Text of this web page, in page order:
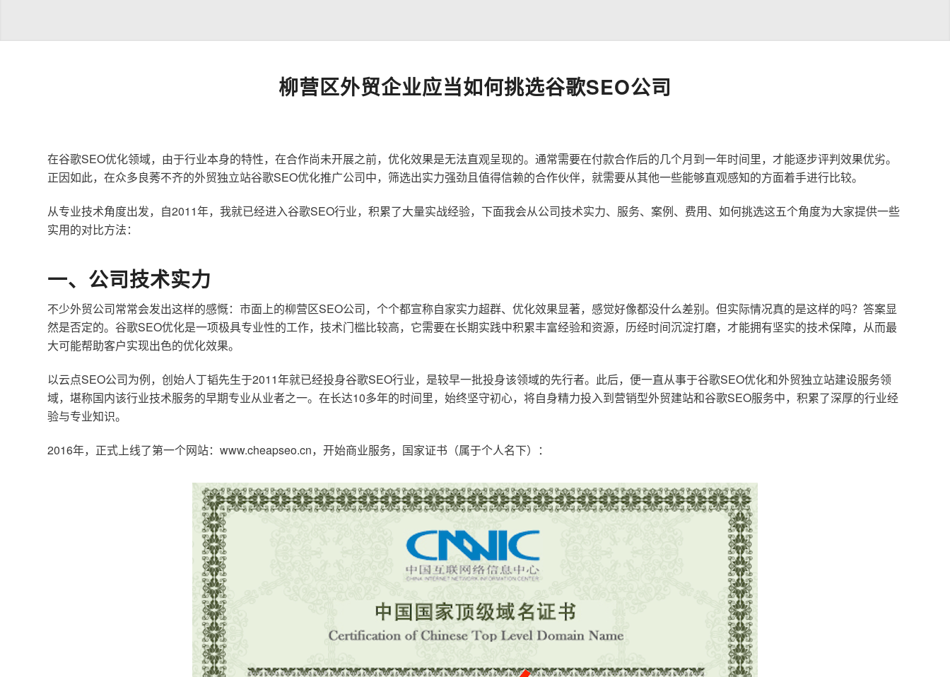
柳营区外贸企业应当如何挑选谷歌SEO公司
在谷歌SEO优化领域，由于行业本身的特性，在合作尚未开展之前，优化效果是无法直观呈现的。通常需要在付款合作后的几个月到一年时间里，才能逐步评判效果优劣。
正因如此，在众多良莠不齐的外贸独立站谷歌SEO优化推广公司中，筛选出实力强劲且值得信赖的合作伙伴，就需要从其他一些能够直观感知的方面着手进行比较。
从专业技术角度出发，自2011年，我就已经进入谷歌SEO行业，积累了大量实战经验，下面我会从公司技术实力、服务、案例、费用、如何挑选这五个角度为大家提供一些
实用的对比方法：
一、公司技术实力
不少外贸公司常常会发出这样的感慨：市面上的柳营区SEO公司，个个都宣称自家实力超群、优化效果显著，感觉好像都没什么差别。但实际情况真的是这样的吗？答案显
然是否定的。谷歌SEO优化是一项极具专业性的工作，技术门槛比较高，它需要在长期实践中积累丰富经验和资源，历经时间沉淀打磨，才能拥有坚实的技术保障，从而最
大可能帮助客户实现出色的优化效果。
以云点SEO公司为例，创始人丁韬先生于2011年就已经投身谷歌SEO行业，是较早一批投身该领域的先行者。此后，便一直从事于谷歌SEO优化和外贸独立站建设服务领
域，堪称国内该行业技术服务的早期专业从业者之一。在长达10多年的时间里，始终坚守初心，将自身精力投入到营销型外贸建站和谷歌SEO服务中，积累了深厚的行业经
验与专业知识。
2016年，正式上线了第一个网站：www.cheapseo.cn，开始商业服务，国家证书（属于个人名下）：